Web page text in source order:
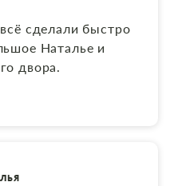
сделали быстро
Наталье и
двора.